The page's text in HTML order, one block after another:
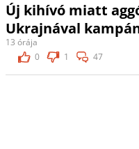
Új kihívó miatt
Ukrajnával
13 órája
0
1 47